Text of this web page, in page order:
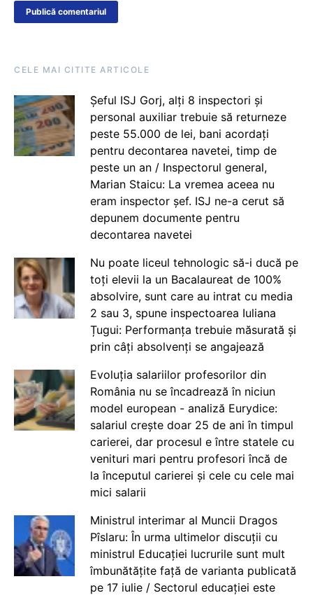
CELE MAI CITITE ARTICOLE
Șeful ISJ Gorj, alți 8 inspectori și
personal auxiliar trebuie să returneze
peste 55.000 de lei, bani acordați
pentru decontarea navetei, timp de
peste un an / Inspectorul general,
Marian Staicu: La vremea aceea nu
eram inspector șef. ISJ ne-a cerut să
depunem documente pentru
decontarea navetei
Nu poate liceul tehnologic să-i ducă pe
toți elevii la un Bacalaureat de 100%
absolvire, sunt care au intrat cu media
2 sau 3, spune inspectoarea Iuliana
Țugui: Performanța trebuie măsurată și
prin câți absolvenți se angajează
Evoluția salariilor profesorilor din
România nu se încadrează în niciun
model european - analiză Eurydice:
salariul crește doar 25 de ani în timpul
carierei, dar procesul e între statele cu
venituri mari pentru profesori încă de
la începutul carierei și cele cu cele mai
mici salarii
Ministrul interimar al Muncii Dragos
Pîslaru: În urma ultimelor discuții cu
ministrul Educației lucrurile sunt mult
îmbunătățite față de varianta publicată
pe 17 iulie / Sectorul educației este